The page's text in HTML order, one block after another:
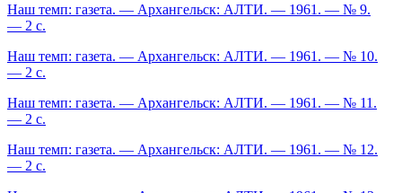
Наш темп: газета. — Архангельск: АЛТИ. — 1961. — № 9.
— 2 с.
Наш темп: газета. — Архангельск: АЛТИ. — 1961. — № 10.
— 2 с.
Наш темп: газета. — Архангельск: АЛТИ. — 1961. — № 11.
— 2 с.
Наш темп: газета. — Архангельск: АЛТИ. — 1961. — № 12.
— 2 с.